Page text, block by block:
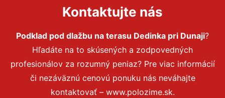
Kontaktujte nás
Podklad pod dlažbu na terasu Dedinka pri Dunaji?
Hľadáte na to skúsených a zodpovedných
profesionálov za rozumný peniaz? Pre viac informácií
či nezáväznú cenovú ponuku nás neváhajte
kontaktovať – www.polozime.sk.